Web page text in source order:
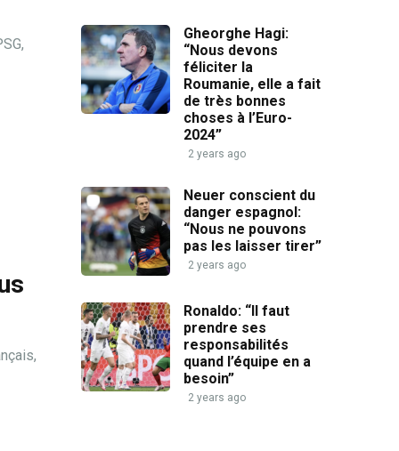
Gheorghe Hagi:
“Nous devons
féliciter la
Roumanie, elle a fait
de très bonnes
choses à l’Euro-
2024”
2 years ago
Neuer conscient du
danger espagnol:
“Nous ne pouvons
pas les laisser tirer”
2 years ago
Ronaldo: “Il faut
prendre ses
responsabilités
quand l’équipe en a
besoin”
2 years ago